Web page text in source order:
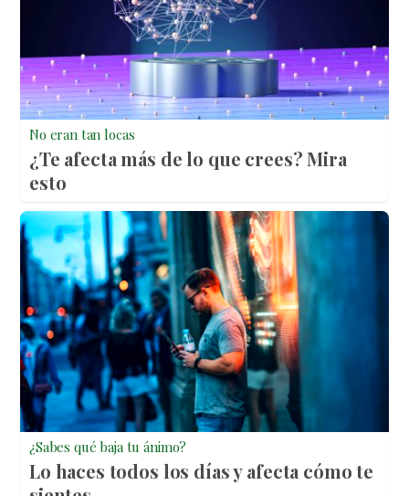
No eran tan locas
¿Te afecta más de lo que crees? Mira
esto
¿Sabes qué baja tu ánimo?
Lo haces todos los días y afecta cómo te